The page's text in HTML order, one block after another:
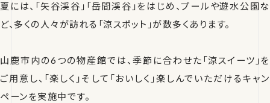
夏には、「矢谷渓谷」「岳間渓谷」をはじめ、プールや遊水公園な
ど、多くの人々が訪れる「涼スポット」が数多くあります。
山鹿市内の6つの物産館では、季節に合わせた「涼スイーツ」を
ご用意し、「楽しく」そして「おいしく」楽しんでいただけるキャン
ペーンを実施中です。